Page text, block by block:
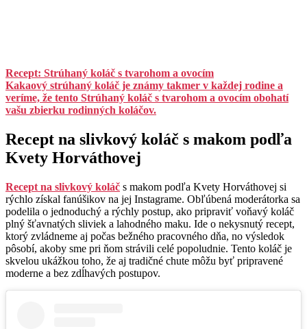
Recept: Strúhaný koláč s tvarohom a ovocím
Kakaový strúhaný koláč je známy takmer v každej rodine a
veríme, že tento Strúhaný koláč s tvarohom a ovocím obohatí
vašu zbierku rodinných koláčov.
Recept na slivkový koláč s makom podľa
Kvety Horváthovej
Recept na slivkový koláč s makom podľa Kvety Horváthovej si
rýchlo získal fanúšikov na jej Instagrame. Obľúbená moderátorka sa
podelila o jednoduchý a rýchly postup, ako pripraviť voňavý koláč
plný šťavnatých sliviek a lahodného maku. Ide o nekysnutý recept,
ktorý zvládneme aj počas bežného pracovného dňa, no výsledok
pôsobí, akoby sme pri ňom strávili celé popoludnie. Tento koláč je
skvelou ukážkou toho, že aj tradičné chute môžu byť pripravené
moderne a bez zdĺhavých postupov.